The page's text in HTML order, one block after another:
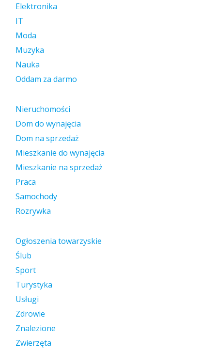
Elektronika
IT
Moda
Muzyka
Nauka
Oddam za darmo
Nieruchomości
Dom do wynajęcia
Dom na sprzedaż
Mieszkanie do wynajęcia
Mieszkanie na sprzedaż
Praca
Samochody
Rozrywka
Ogłoszenia towarzyskie
Ślub
Sport
Turystyka
Usługi
Zdrowie
Znalezione
Zwierzęta